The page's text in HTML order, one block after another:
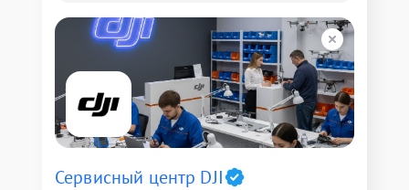
Сервисный центр DJI